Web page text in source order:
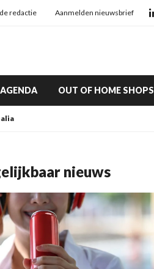
redactie Aanmelden nieuwsbrief
AGENDA OUT OF HOME SHOPS
nieuws